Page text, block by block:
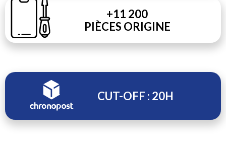
+11 200
PIÈCES ORIGINE
CUT-OFF : 20H